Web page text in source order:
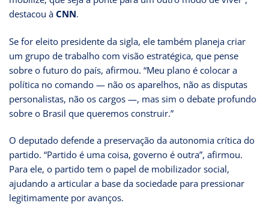
destacou à CNN.
Se for eleito presidente da sigla, ele também planeja criar
um grupo de trabalho com visão estratégica, que pense
sobre o futuro do país, afirmou. “Meu plano é colocar a
política no comando — não os aparelhos, não as disputas
personalistas, não os cargos —, mas sim o debate profundo
sobre o Brasil que queremos construir.”
O deputado defende a preservação da autonomia crítica do
partido. “Partido é uma coisa, governo é outra”, afirmou.
Para ele, o partido tem o papel de mobilizador social,
ajudando a articular a base da sociedade para pressionar
legitimamente por avanços.